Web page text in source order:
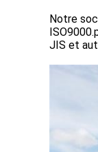
Notre
JIS et